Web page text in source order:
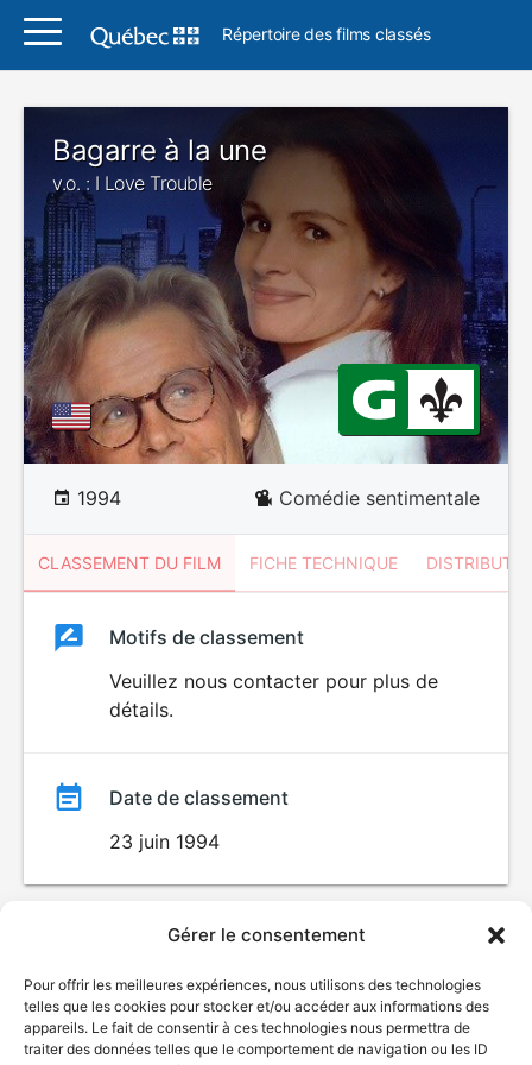
Gérer le consentement
Pour offrir les meilleures expériences, nous utilisons des technologies
telles que les cookies pour stocker et/ou accéder aux informations des
appareils. Le fait de consentir à ces technologies nous permettra de
traiter des données telles que le comportement de navigation ou les ID
Répertoire des films classés
Bagarre à la une
v.o. : I Love Trouble
1994 Comédie sentimentale
CLASSEMENT DU FILM FICHE TECHNIQUE
ClassementClassement
Motifs de classement
Veuillez nous contacter pour plus de
détails.
Date de classement
23 juin 1994